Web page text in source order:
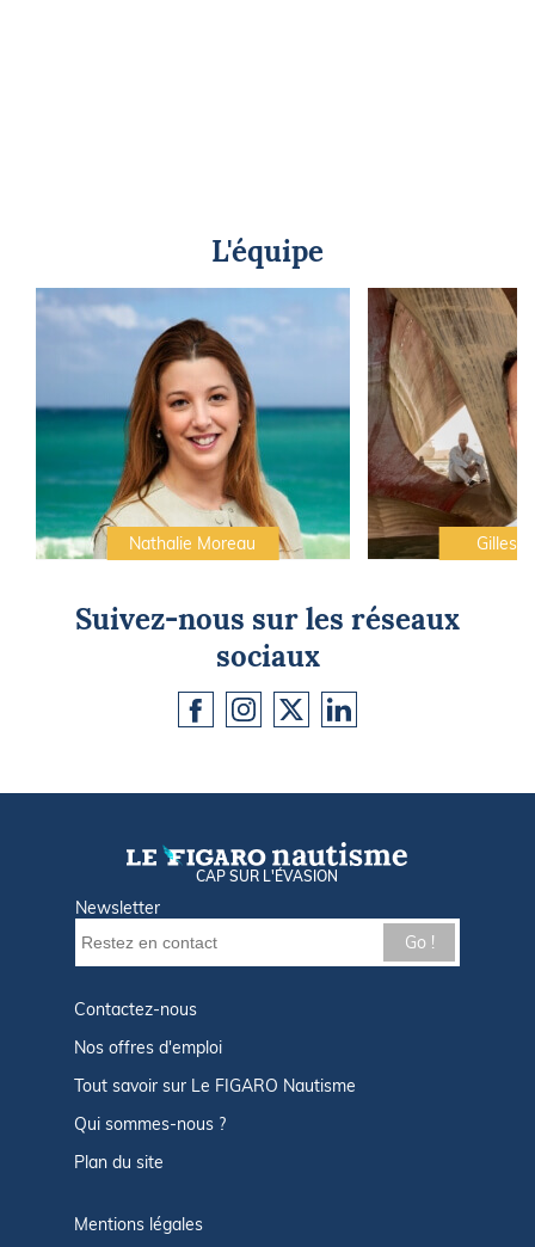
L'équipe
Nathalie Moreau Gilles
Suivez-nous sur les réseaux
sociaux
CAP SUR L'ÉVASION
Newsletter
Go !
Contactez-nous
Nos offres d'emploi
Tout savoir sur Le FIGARO Nautisme
Qui sommes-nous ?
Plan du site
Mentions légales